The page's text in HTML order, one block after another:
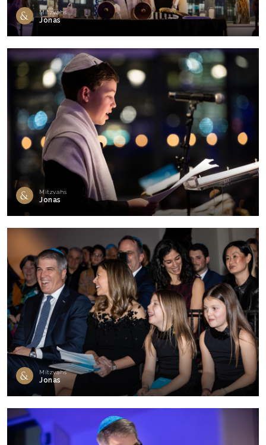
Mitzvahs
Jonas
Mitzvahs
Jonas
Mitzvahs
Jonas